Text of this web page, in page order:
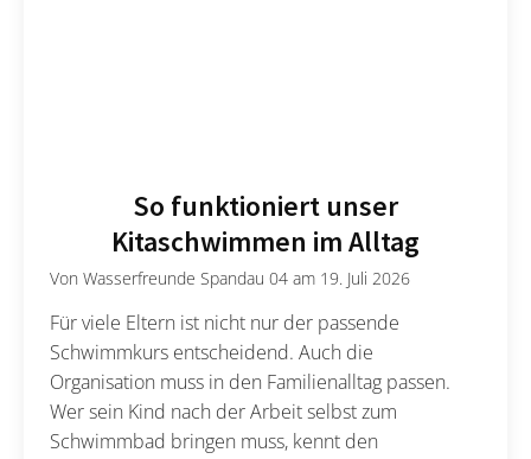
So funktioniert unser
Kitaschwimmen im Alltag
VonWasserfreunde Spandau 04 am 19. Juli 2026
Für viele Eltern ist nicht nur der passende
Schwimmkurs entscheidend. Auch die
Organisation muss in den Familienalltag passen.
Wer sein Kind nach der Arbeit selbst zum
Schwimmbad bringen muss, kennt den